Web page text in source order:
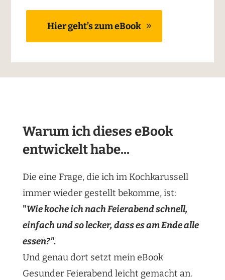
Hier geht’s zum eBook
Warum ich dieses eBook
entwickelt habe...
Die eine Frage, die ich im Kochkarussell
immer wieder gestellt bekomme, ist:
"Wie koche ich nach Feierabend schnell,
einfach und so lecker, dass es am Ende alle
essen?".
Und genau dort setzt mein eBook
Gesunder Feierabend leicht gemacht an.